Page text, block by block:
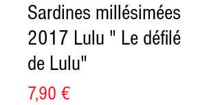
Sardines millésimées
2017 Lulu " Le défilé
de Lulu"
7,90 €Prix